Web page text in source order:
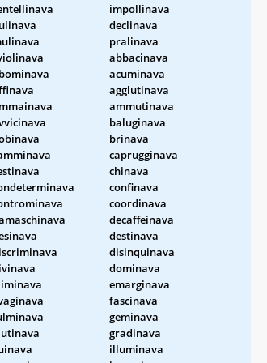
impollinava
declinava
pralinava
abbacinava
acuminava
agglutinava
ammutinava
baluginava
brinava
caprugginava
chinava
confinava
coordinava
decaffeinava
destinava
disinquinava
dominava
emarginava
fascinava
geminava
gradinava
illuminava